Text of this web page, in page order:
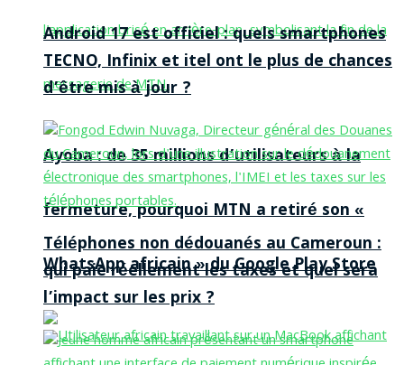
Ayoba : de 35 millions d’utilisateurs à la
fermeture, pourquoi MTN a retiré son «
WhatsApp africain » du Google Play Store
Android 17 est officiel : quels smartphones
TECNO, Infinix et itel ont le plus de chances
d’être mis à jour ?
Téléphones non dédouanés au Cameroun :
qui paie réellement les taxes et quel sera
l’impact sur les prix ?